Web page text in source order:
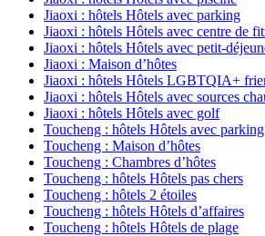
Jiaoxi : hôtels Hôtels avec parking
Jiaoxi : hôtels Hôtels avec centre de
Jiaoxi : hôtels Hôtels avec petit-
Jiaoxi : Maison d’hôtes
Jiaoxi : hôtels Hôtels LGBTQIA+
Jiaoxi : hôtels Hôtels avec sources
Jiaoxi : hôtels Hôtels avec golf
Toucheng : hôtels Hôtels avec parking
Toucheng : Maison d’hôtes
Toucheng : Chambres d’hôtes
Toucheng : hôtels Hôtels pas chers
Toucheng : hôtels 2 étoiles
Toucheng : hôtels Hôtels d’affaires
Toucheng : hôtels Hôtels de plage